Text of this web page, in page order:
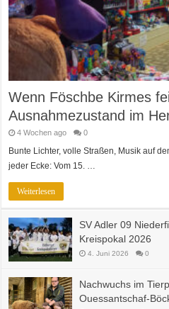
Wenn Föschbe Kirmes
Ausnahmezustand im
4 Wochen ago 0
Bunte Lichter, volle Straßen, Musik auf
jeder Ecke: Vom 15. …
Weiterlesen
SV Adler 09
Kreispokal 2026
4. Juni 2026 0
Nachwuchs im
Ouessantschaf-